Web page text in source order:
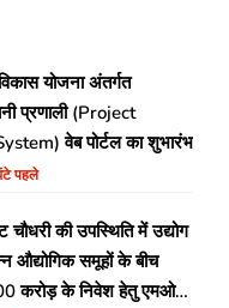
योजना अंतर्गत
प्रणाली (Project
वेब पोर्टल का शुभारंभ
पहले
चौधरी की उपस्थिति में उद्योग
औद्योगिक समूहों के बीच
करोड़ के निवेश हेतु एमओयू